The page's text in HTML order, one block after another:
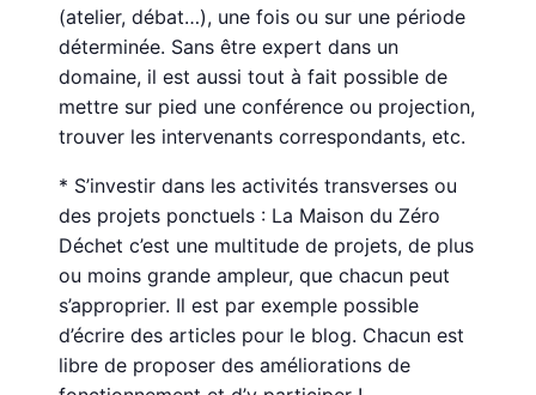
(atelier, débat…), une fois ou sur une période
déterminée. Sans être expert dans un
domaine, il est aussi tout à fait possible de
mettre sur pied une conférence ou projection,
trouver les intervenants correspondants, etc.
* S’investir dans les activités transverses ou
des projets ponctuels : La Maison du Zéro
Déchet c’est une multitude de projets, de plus
ou moins grande ampleur, que chacun peut
s’approprier. Il est par exemple possible
d’écrire des articles pour le blog. Chacun est
libre de proposer des améliorations de